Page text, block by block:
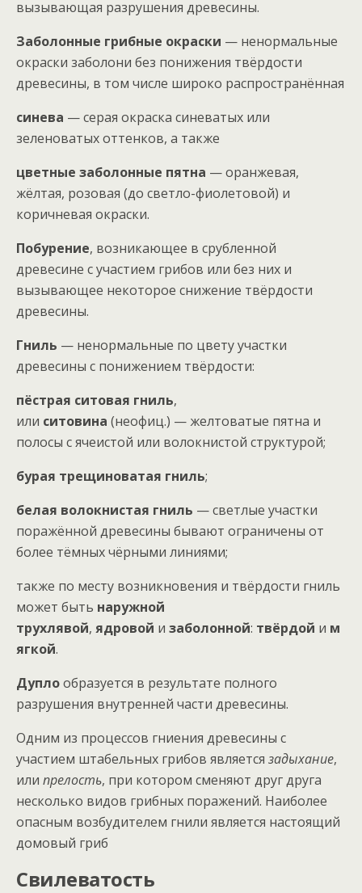
вызывающая разрушения древесины.
Заболонные грибные окраски — ненормальные
окраски заболони без понижения твёрдости
древесины, в том числе широко распространённая
синева — серая окраска синеватых или
зеленоватых оттенков, а также
цветные заболонные пятна — оранжевая,
жёлтая, розовая (до светло-фиолетовой) и
коричневая окраски.
Побурение, возникающее в срубленной
древесине с участием грибов или без них и
вызывающее некоторое снижение твёрдости
древесины.
Гниль — ненормальные по цвету участки
древесины с понижением твёрдости:
пёстрая ситовая гниль,
или ситовина (неофиц.) — желтоватые пятна и
полосы с ячеистой или волокнистой структурой;
бурая трещиноватая гниль;
белая волокнистая гниль — светлые участки
поражённой древесины бывают ограничены от
более тёмных чёрными линиями;
также по месту возникновения и твёрдости гниль
может быть наружной
трухлявой, ядровой и заболонной: твёрдой и м
ягкой.
Дуплообразуется в результате полного
разрушения внутренней части древесины.
Одним из процессов гниения древесины с
участием штабельных грибов является задыхание,
или прелость, при котором сменяют друг друга
несколько видов грибных поражений. Наиболее
опасным возбудителем гнили является настоящий
домовый гриб
Свилеватость